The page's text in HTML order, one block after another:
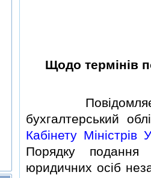
Щодо термiнiв
Повiдомляємо,
бухгалтерський
Кабiнету Мiнiстрiв
Порядку подання
юридичних осiб